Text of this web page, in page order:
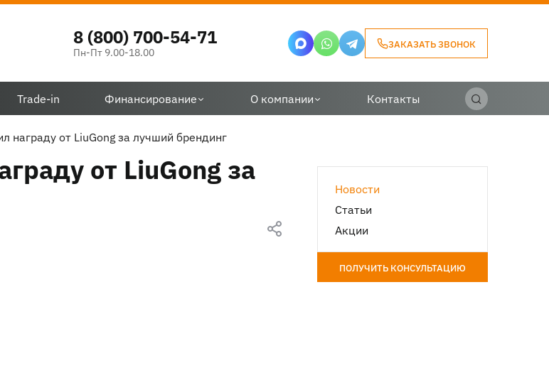
8 (800) 700-54-71
Пн-Пт 9.00-18.00
ЗАКАЗАТЬ ЗВОНОК
Trade-in Финансирование О компании Контакты
от LiuGong за лучший брендинг
от LiuGong за
Новости
Статьи
Акции
ПОЛУЧИТЬ КОНСУЛЬТАЦИЮ